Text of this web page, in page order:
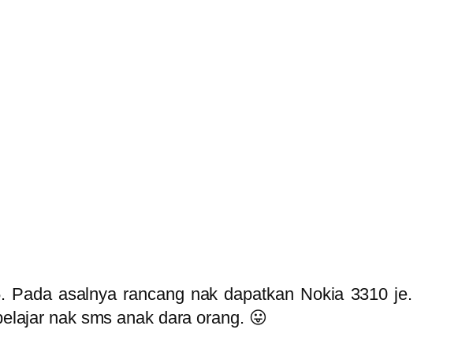
asalnya rancang nak dapatkan Nokia 3310 je.
nak sms anak dara orang. 😛